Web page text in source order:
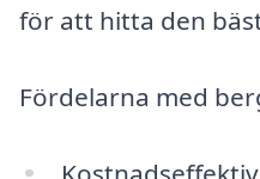
för att hitta den
Fördelarna med